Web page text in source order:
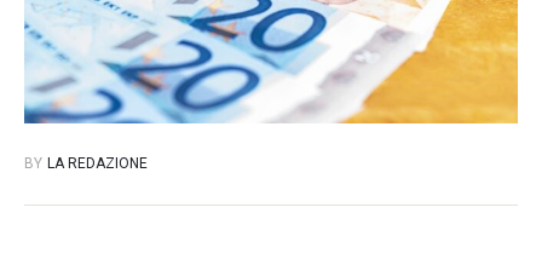
BY LA REDAZIONE